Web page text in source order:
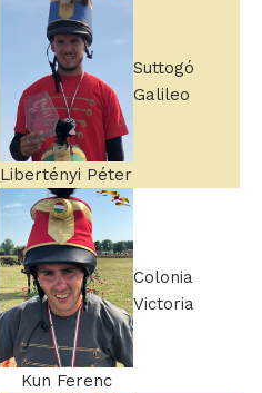
Libertényi Péter
Suttogó
Galileo
Kun Ferenc
Colonia
Victoria